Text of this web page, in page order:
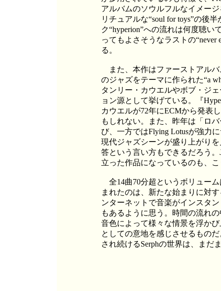
アルバムのソウルフルなイメー
リチュアルな“soul for toys”の後
ク“hyperion”への流れは何度聴
ってもよさそうなラストの
る。
また、本作はファーストアルバ
のジャズをテーマに作られた“a
タンリー・カウエルやボブ・ジ
ョン源として挙げている。『
カウエルが72年にECMから発表
もしれない。また、昨年は「ロ
び、一方ではFlying Lotusが強力
現代ジャズシーンが盛り上がり
答という言い方もできるだろう
立った作品になっているのも、
全14曲70分超というボリュー
まれたのは、新たな始まりに対
ンターネットで音楽がインスタ
もあるように思う。時間の流れ
音色によって様々な情景を浮か
としての意地を感じさせるもの
され続けるSerphの世界は、まだ